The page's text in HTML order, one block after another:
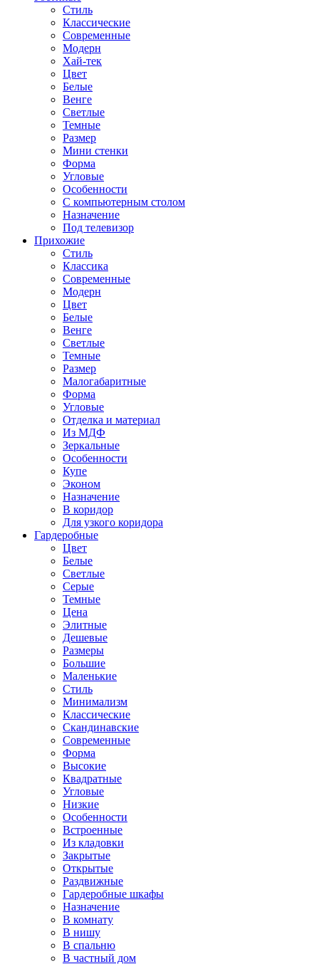
Стиль
Классические
Современные
Модерн
Хай-тек
Цвет
Белые
Венге
Светлые
Темные
Размер
Мини стенки
Форма
Угловые
Особенности
С компьютерным столом
Назначение
Под телевизор
Прихожие
Стиль
Классика
Современные
Модерн
Цвет
Белые
Венге
Светлые
Темные
Размер
Малогабаритные
Форма
Угловые
Отделка и материал
Из МДФ
Зеркальные
Особенности
Купе
Эконом
Назначение
В коридор
Для узкого коридора
Гардеробные
Цвет
Белые
Светлые
Серые
Темные
Цена
Элитные
Дешевые
Размеры
Большие
Маленькие
Стиль
Минимализм
Классические
Скандинавские
Современные
Форма
Высокие
Квадратные
Угловые
Низкие
Особенности
Встроенные
Из кладовки
Закрытые
Открытые
Раздвижные
Гардеробные шкафы
Назначение
В комнату
В нишу
В спальню
В частный дом